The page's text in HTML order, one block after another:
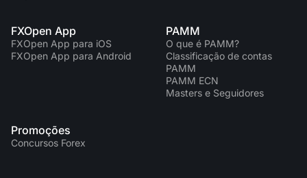
FXOpen App
FXOpen App para iOS
FXOpen App para Android
PAMM
O que é PAMM?
Classificação de contas
PAMM
PAMM ECN
Masters e Seguidores
Promoções
Concursos Forex